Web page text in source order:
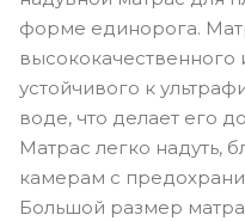
форме единорога.
высококачественного
устойчивого к
воде, что делает его
Матрас легко надуть,
камерам с
Большой размер